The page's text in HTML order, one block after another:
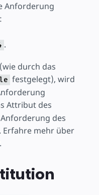
Anforderung
.
durch das
festgelegt), wird
Attribut des
des
Erfahre mehr über
.